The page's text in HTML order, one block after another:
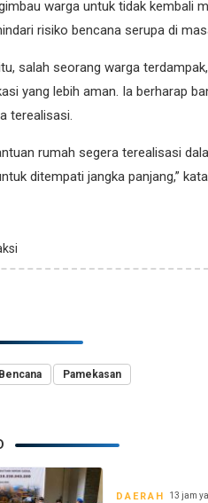
warga untuk tidak kembali
risiko bencana serupa di
salah seorang warga
yang lebih aman. Ia berharap
terealisasi.
rumah segera terealisasi
ditempati jangka panjang,”
Bencana Pamekasan
DAERAH 13 jam